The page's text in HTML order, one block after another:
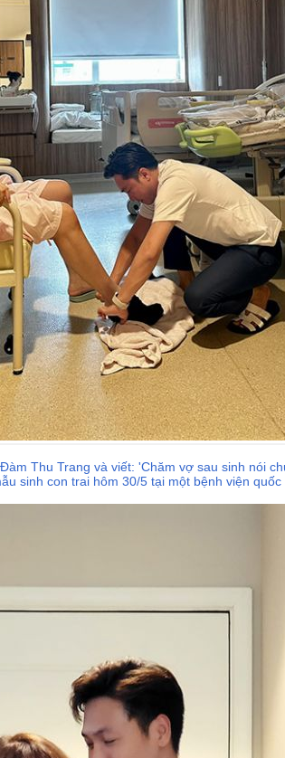
Thu Trang và viết: 'Chăm vợ sau sinh nói
sinh con trai hôm 30/5 tại một bệnh viện quốc